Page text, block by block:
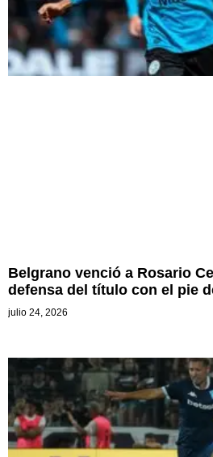
Belgrano venció a Rosario
defensa del título con el pie
julio 24, 2026